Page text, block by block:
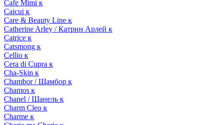
Cafe Mimi к
Caicui к
Care & Beauty Line к
Catherine Arley / Катрин Арлей к
Catrice к
Catsmong к
Cellio к
Cera di Cupra к
Cha-Skin к
Chambor / Шамбор к
Chamos к
Chanel / Шанель к
Charm Cleo к
Charme к